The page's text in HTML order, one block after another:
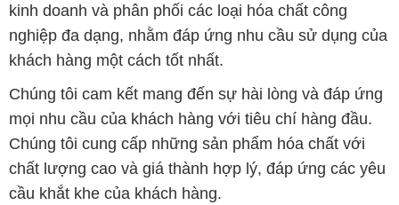
kinh doanh và phân phối các loại hóa chất công
nghiệp đa dạng, nhằm đáp ứng nhu cầu sử dụng của
khách hàng một cách tốt nhất.
Chúng tôi cam kết mang đến sự hài lòng và đáp ứng
mọi nhu cầu của khách hàng với tiêu chí hàng đầu.
Chúng tôi cung cấp những sản phẩm hóa chất với
chất lượng cao và giá thành hợp lý, đáp ứng các yêu
cầu khắt khe của khách hàng.